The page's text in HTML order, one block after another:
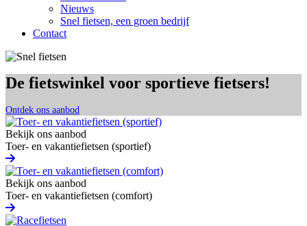
Nieuws
Snel fietsen, een groen bedrijf
Contact
De fietswinkel voor sportieve fietsers!
Ontdek ons aanbod
Bekijk ons aanbod
Toer- en vakantiefietsen (sportief)
Bekijk ons aanbod
Toer- en vakantiefietsen (comfort)